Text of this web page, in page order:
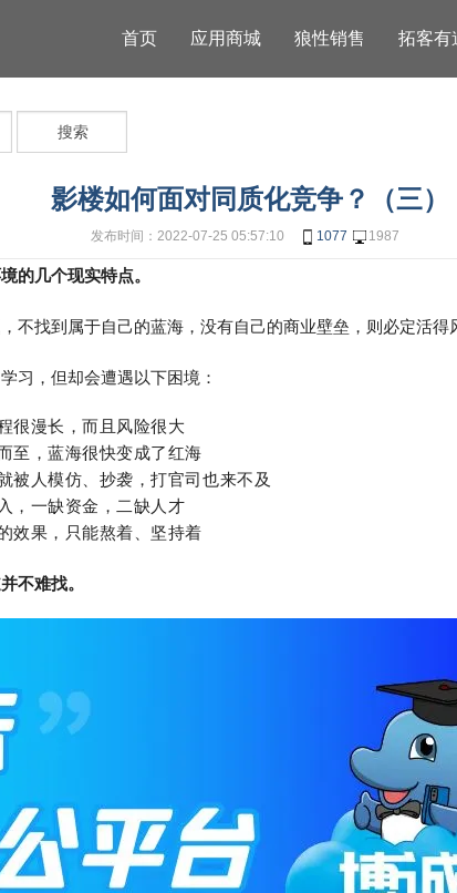
首页 应用商城 狼性销售 拓客有
搜索
影楼如何面对同质化竞争？（三）
发布时间：2022-07-25 05:57:10 1077 1987
的几个现实特点。
找到属于自己的蓝海，没有自己的商业壁垒，则必定活得
习，但却会遭遇以下困境：
很漫长，而且风险很大
至，蓝海很快变成了红海
被人模仿、抄袭，打官司也来不及
，一缺资金，二缺人才
效果，只能熬着、坚持着
不难找。